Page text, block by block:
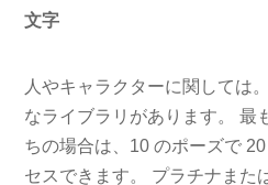
文字
人やキャラクターに関しては
なライブラリがあります。 最
ちの場合は、10 のポーズで
セスできます。 プラチナまた